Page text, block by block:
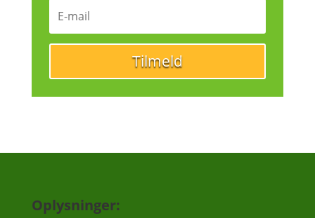
Tilmeld
Oplysninger: